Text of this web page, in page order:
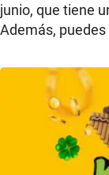
junio, que tiene
Además,